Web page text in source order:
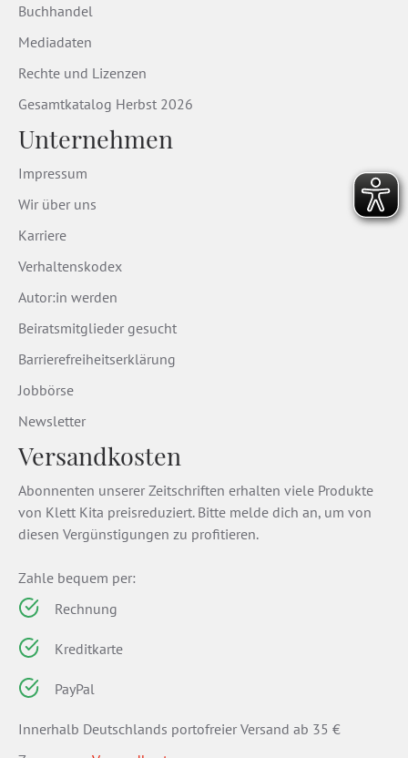
Buchhandel
Mediadaten
Rechte und Lizenzen
Gesamtkatalog Herbst 2026
Unternehmen
Impressum
Wir über uns
Karriere
Verhaltenskodex
Autor:in werden
Beiratsmitglieder gesucht
Barrierefreiheitserklärung
Jobbörse
Newsletter
Versandkosten
Abonnenten unserer Zeitschriften erhalten viele Produkte
von Klett Kita preisreduziert. Bitte melde dich an, um von
diesen Vergünstigungen zu profitieren.
Zahle bequem per:
Rechnung
Kreditkarte
PayPal
Innerhalb Deutschlands portofreier Versand ab 35 €